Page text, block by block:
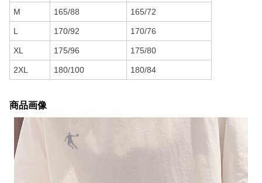
M 165/88 165/72
L 170/92 170/76
XL 175/96 175/80
2XL 180/100 180/84
商品画像